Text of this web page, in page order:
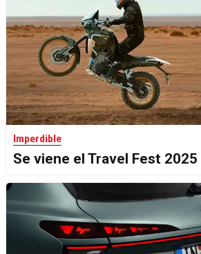
Imperdible
Se viene el Travel Fest 2025